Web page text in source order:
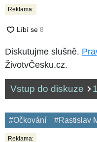
Reklama:
Diskutujme slušně.
ŽivotvČesku.cz.
Vstup do diskuze
#Očkování #Rastislav
Reklama: